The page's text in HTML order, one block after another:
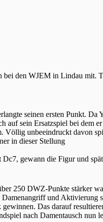
bei den WJEM in Lindau mit.
seinen ersten Punkt. Da
auf sein Ersatzspiel bei dem
Völlig unbeeindruckt davon
in dieser Stellung
gewann die Figur und
250 DWZ-Punkte stärker
und Aktivierung
Das darauf
nach Damentausch nun